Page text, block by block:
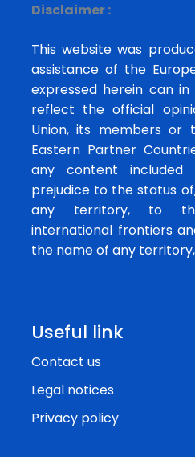
Disclaimer :
This website was
assistance of the
expressed herein can
reflect the official
Union, its members or
Eastern Partner
any content included
prejudice to the status
any territory, to
international frontiers
the name of any
Useful link
Contact us
Legal notices
Privacy policy